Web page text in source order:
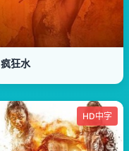
疯狂水
HD中字